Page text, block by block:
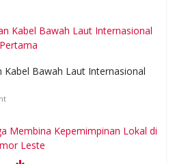
Bawah Laut Internasional